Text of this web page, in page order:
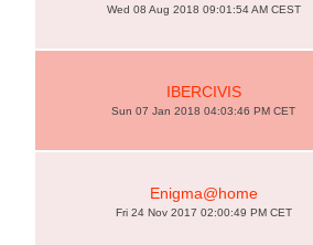
Wed 08 Aug 2018 09:01:54 AM CEST
IBERCIVIS
Sun 07 Jan 2018 04:03:46 PM CET
Enigma@home
Fri 24 Nov 2017 02:00:49 PM CET